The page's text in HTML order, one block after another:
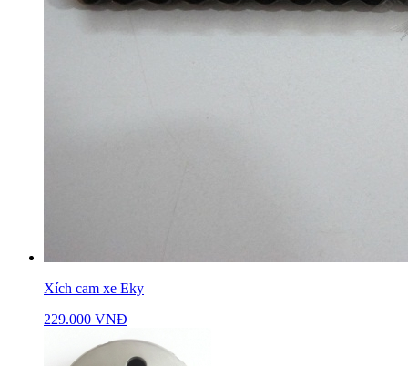
Xích cam xe Eky
229.000 VNĐ